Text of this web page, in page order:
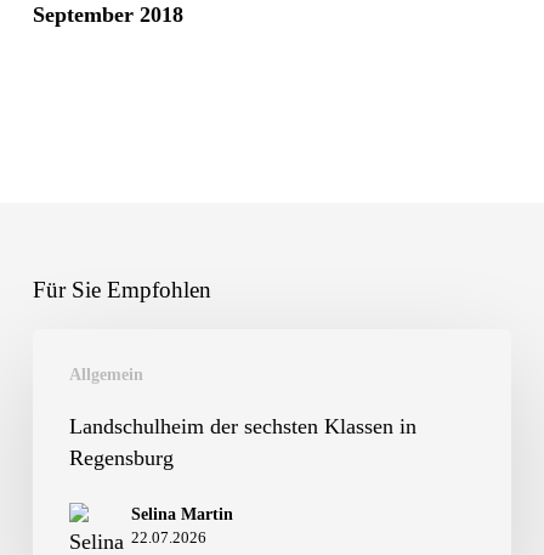
September 2018
Für Sie Empfohlen
Allgemein
sechsten
Klassen
Regensburg
Landschulheim der sechsten Klassen in
Regensburg
Selina Martin
22.07.2026